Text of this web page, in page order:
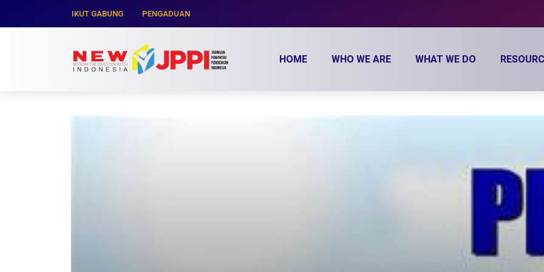
IKUT GABUNG PENGADUAN
HOME WHO WE ARE WHAT WE DO